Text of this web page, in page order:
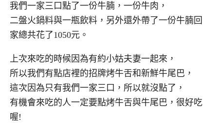
我們一家三口點了一份牛腩，一份牛肉，
二盤火鍋料與一瓶飲料，另外還外帶了一份牛腩回
家總共花了1050元。
上次來吃的時候因為有約小姑夫妻一起來，
所以我們有點店裡的招牌烤牛舌和新鮮牛尾巴，
這次因為只有我們一家三口，所以就沒點了，
有機會來吃的人一定要點烤牛舌與牛尾巴，很好吃
喔!